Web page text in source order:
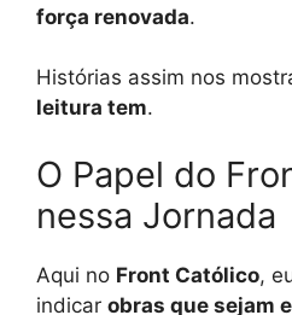
força renovada.
Histórias assim nos
leitura tem.
O Papel do
nessa Jornada
Aqui no Front Católico,
indicar obras que sejam